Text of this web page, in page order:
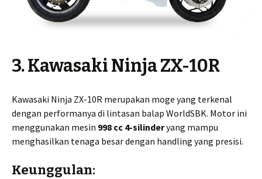
3. Kawasaki Ninja ZX-10R
Kawasaki Ninja ZX-10R merupakan moge yang terkenal
dengan performanya di lintasan balap WorldSBK. Motor ini
menggunakan mesin 998 cc 4-silinderyang mampu
menghasilkan tenaga besar dengan handling yang presisi.
Keunggulan: